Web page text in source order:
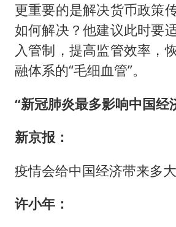
更重要的是解决货币政策
如何解决？他建议此时要
入管制，提高监管效率，
融体系的“毛细血管”。
“新冠肺炎最多影响中国经
新京报：
疫情会给中国经济带来多
许小年：